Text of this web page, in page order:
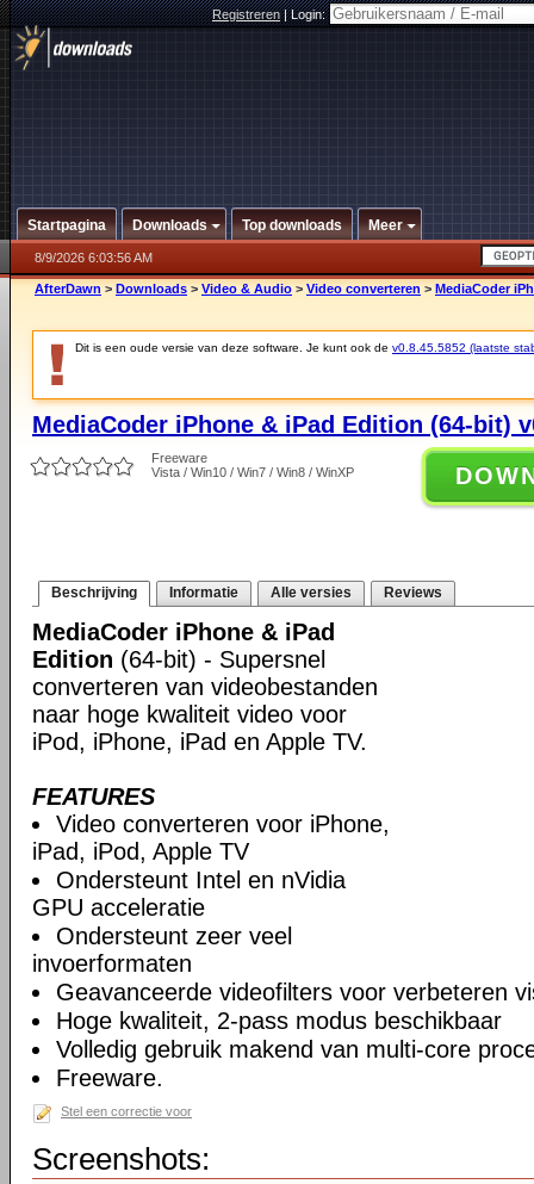
Registreren|Login:
Startpagina Downloads Top downloads Meer
8/9/2026 6:03:56 AM
AfterDawn > Downloads > Video & Audio > Video converteren > MediaCoder
Dit is een oude versie van deze software. Je kunt ook de v0.8.45.5852 (laatste
MediaCoder iPhone & iPad Edition (64-bit)
Freeware
Vista / Win10 / Win7 / Win8 / WinXP
Beschrijving Informatie Alle versies Reviews
MediaCoder iPhone & iPad
Edition (64-bit) - Supersnel
converteren van videobestanden
naar hoge kwaliteit video voor
iPod, iPhone, iPad en Apple TV.
FEATURES
Video converteren voor iPhone,
iPad, iPod, Apple TV
Ondersteunt Intel en nVidia
GPU acceleratie
Ondersteunt zeer veel
invoerformaten
Geavanceerde videofilters voor verbeteren
Hoge kwaliteit, 2-pass modus beschikbaar
Volledig gebruik makend van multi-core
Freeware.
Stel een correctie voor
Screenshots: